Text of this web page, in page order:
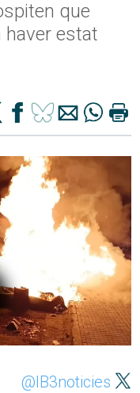
que
estat
@IB3noticies